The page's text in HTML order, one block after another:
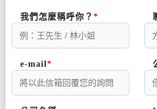
我們怎麼稱呼你？
e-mail